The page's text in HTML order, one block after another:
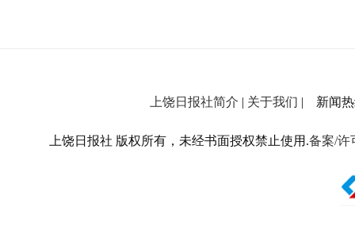
上饶日报社简介 | 关于我们 | 新闻热
上饶日报社 版权所有，未经书面授权禁止使用.备案/许